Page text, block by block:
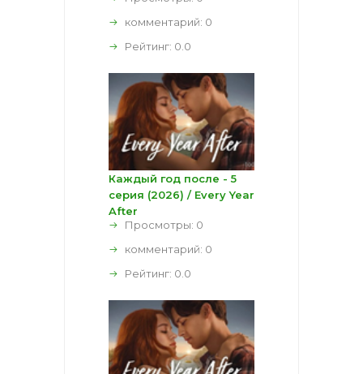
комментарий: 0
Рейтинг: 0.0
Каждый год после - 5
серия (2026) / Every Year
After
Просмотры: 0
комментарий: 0
Рейтинг: 0.0